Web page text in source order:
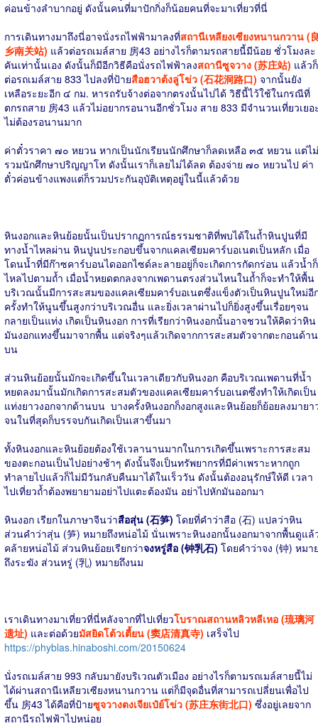
ค่อนข้างลำบากอยู่ ดังนั้นคนที่มาปักกิ่งก็น้อยคนที่จะมาเที่ยวที่นี่
การเดินทางมาถึงนี่อาจนั่งรถไฟฟ้ามาลงที่สถานีเหลียงเซียงหนานกวาน (
乡南关站) แล้วต่อรถเมล์สาย 房43 อย่างไรก็ตามรถสายนี้มีน้อย ชั่วโมงละ
คันเท่านั้นเอง ดังนั้นก็มีอีกวิธีคือนั่งรถไฟฟ้าลงสถานีซูจวาง (苏庄站) แล้วก็
ต่อรถเมล์สาย 833 ไปลงที่ป้ายสือฮวาต้งลู่โข่ว (石花洞路口) จากนั้นยัง
เหลือระยะอีก ๔ กม. หารถรับจ้างต่อจากตรงนั้นไปได้ วิธีนี้ไว้ใช้ในกรณีที่
ตกรถสาย 房43 แล้วไม่อยากรอนานอีกชั่วโมง สาย 833 มีจำนวนเที่ยวเยอ
ไม่ต้องรอนานมาก
ค่าตั๋วราคา ๗๐ หยวน หากเป็นนักเรียนนักศึกษาก็ลดเหลือ ๓๕ หยวน แต่ไม่
รวมนักศึกษาปริญญาโท ดังนั้นเราก็เลยไม่ได้ลด ต้องจ่าย ๗๐ หยวนไป ค่า
ตั๋วค่อนข้างแพงแต่ก็รวมประกันอุบัติเหตุอยู่ในนี้แล้วด้วย
หินงอกและหินย้อยนั้นเป็นปรากฏการณ์ธรรมชาติที่พบได้ในถ้ำหินปูนที่มี
ทางน้ำไหลผ่าน หินปูนประกอบขึ้นจากแคลเซียมคาร์บอเนตเป็นหลัก เมื่อ
โดนน้ำที่มีก๊าซคาร์บอนไดออกไซด์ละลายอยู่ก็จะเกิดการกัดกร่อน แล้วน้ำก็
ไหลไปตามถ้ำ เมื่อน้ำหยดตกลงจากเพดานตรงส่วนไหนในถ้ำก็จะทำให้พื้น
บริเวณนั้นมีการสะสมของแคลเซียมคาร์บอเนตซึ่งแข็งตัวเป็นหินปูนใหม่อี
ครั้งทำให้นูนขึ้นสูงกว่าบริเวณอื่น และยิ่งเวลาผ่านไปก็ยิ่งสูงขึ้นเรื่อยๆจน
กลายเป็นแท่ง เกิดเป็นหินงอก การที่เรียกว่าหินงอกนั้นอาจชวนให้คิดว่าหิน
มันงอกแทงขึ้นมาจากพื้น แต่จริงๆแล้วเกิดจากการสะสมตัวจากตะกอนด้าน
บน
ส่วนหินย้อยนั้นมักจะเกิดขึ้นในเวลาเดียวกับหินงอก คือบริเวณเพดานที่น้ำ
หยดลงมานั้นมักเกิดการสะสมตัวของแคลเซียมคาร์บอเนตซึ่งทำให้เกิดเป็น
แท่งยาวงอกจากด้านบน บางครั้งหินงอกก็งอกสูงและหินย้อยก็ย้อยลงมายา
จนในที่สุดก็บรรจบกันเกิดเป็นเสาขึ้นมา
ทั้งหินงอกและหินย้อยต้องใช้เวลานานมากในการเกิดขึ้นเพราะการสะสม
ของตะกอนเป็นไปอย่างช้าๆ ดังนั้นจึงเป็นทรัพยากรที่มีค่าเพราะหากถูก
ทำลายไปแล้วก็ไม่มีวันกลับคืนมาได้ในเร็ววัน ดังนั้นต้องอนุรักษ์ให้ดี เวลา
ไปเที่ยวถ้ำต้องพยายามอย่าไปแตะต้องมัน อย่าไปหักมันออกมา
หินงอก เรียกในภาษาจีนว่าสือสุ่น (石笋) โดยที่คำว่าสือ (石) แปลว่าหิน
ส่วนคำว่าสุ่น (笋) หมายถึงหน่อไม้ นั่นเพราะหินงอกนั้นงอกมาจากพื้นดูแล้
คล้ายหน่อไม้ ส่วนหินย้อยเรียกว่าจงหรู่สือ (钟乳石) โดยคำว่าจง (钟) หมา
ถึงระฆัง ส่วนหรู่ (乳) หมายถึงนม
เราเดินทางมาเที่ยวที่นี่หลังจากที่ไปเที่ยวโบราณสถานหลิวหลีเหอ (琉璃河
遗址) และต่อด้วยมัสยิดโต้วเตี้ยน (窦店清真寺) เสร็จไป
https://phyblas.hinaboshi.com/20150624
นั่งรถเมล์สาย 993 กลับมายังบริเวณตัวเมือง อย่างไรก็ตามรถเมล์สายนี้ไม่
ได้ผ่านสถานีเหลียวเซียงหนานกวาน แต่ก็มีจุดอื่นที่สามารถเปลี่ยนเพื่อไป
ขึ้น 房43 ได้คือที่ป้ายซูจวางตงเจียเป๋ย์โข่ว (苏庄东街北口) ซึ่งอยู่เลยจาก
สถานีรถไฟฟ้าไปหน่อย